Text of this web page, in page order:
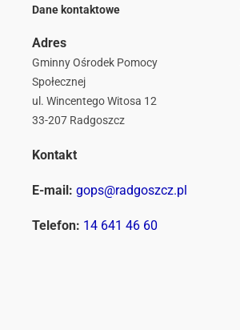
Dane kontaktowe
Adres
Gminny Ośrodek Pomocy
Społecznej
ul. Wincentego Witosa 12
33-207 Radgoszcz
Kontakt
E-mail: gops@radgoszcz.pl
Telefon: 14 641 46 60